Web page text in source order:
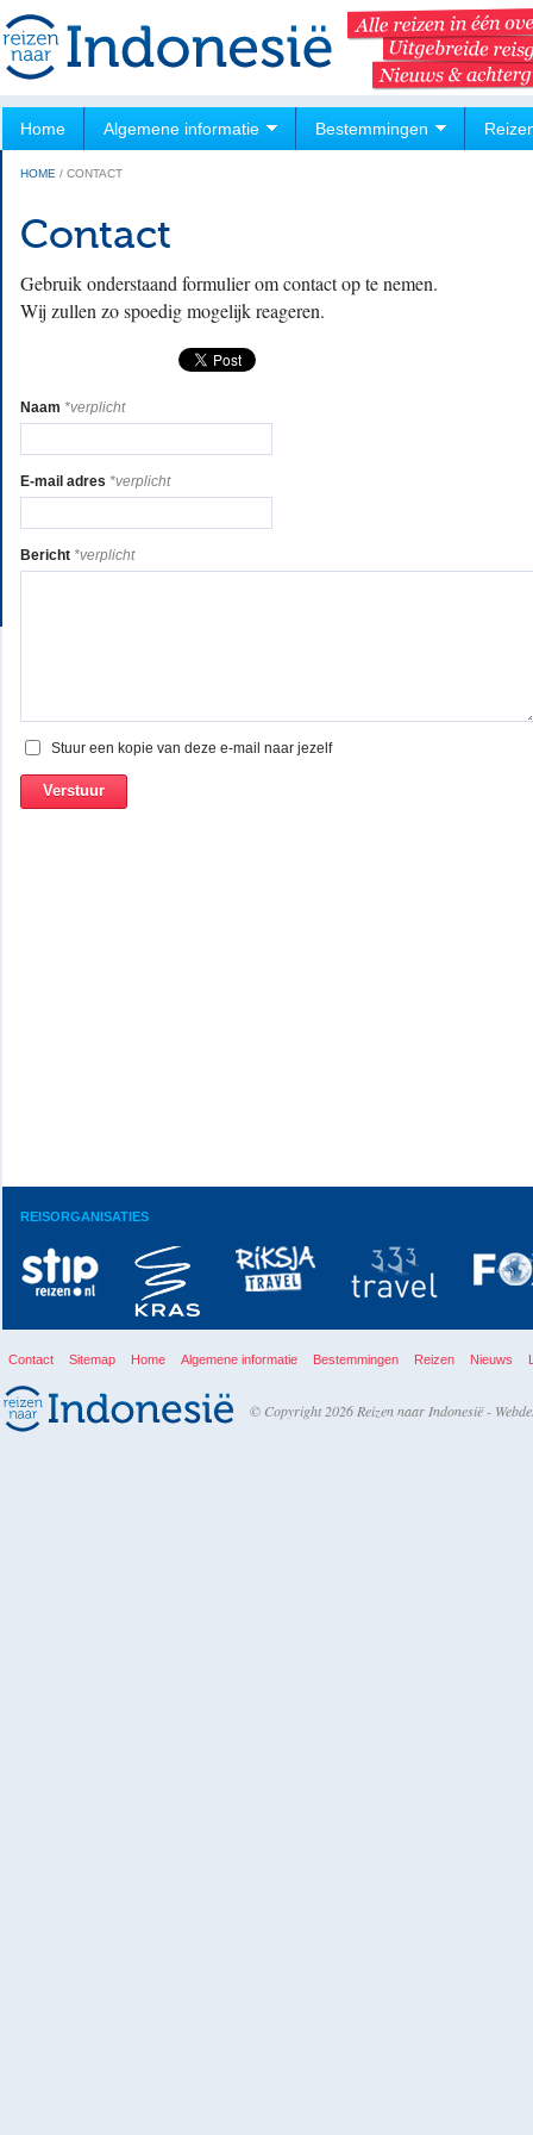
Home Algemene informatie Bestemmingen
HOME / CONTACT
Contact
Gebruik onderstaand formulier om contact op te nemen.
Wij zullen zo spoedig mogelijk reageren.
Naam *verplicht
E-mail adres *verplicht
Bericht *verplicht
Stuur een kopie van deze e-mail naar jezelf
Verstuur
REISORGANISATIES
Contact Sitemap Home Algemene informatie Bestemmingen Reizen Nieuws
© Copyright 2026 Reizen naar Indonesië -